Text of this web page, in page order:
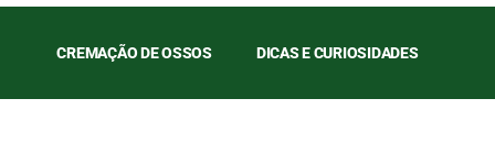
CREMAÇÃO DE OSSOS DICAS E CURIOSIDADES